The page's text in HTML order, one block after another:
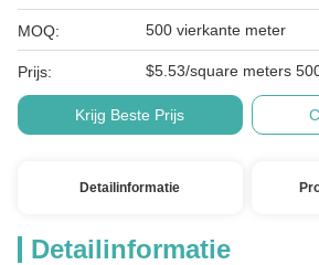
MOQ: 500 vierkante meter
Prijs: $5.53/square meters
Krijg Beste Prijs
Detailinformatie
Detailinformatie